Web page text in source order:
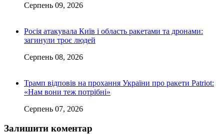
Серпень 09, 2026
Росія атакувала Київ і область ракетами та дронами:
загинули троє людей
Серпень 08, 2026
Трамп відповів на прохання України про ракети Patriot:
«Нам вони теж потрібні»
Серпень 07, 2026
Залишити коментар